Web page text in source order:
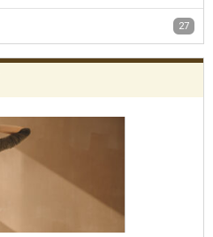
27